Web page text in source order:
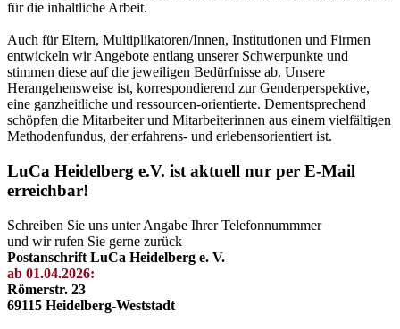
für die inhaltliche Arbeit.
Auch für Eltern, Multiplikatoren/Innen, Institutionen und Firmen
entwickeln wir Angebote entlang unserer Schwerpunkte und
stimmen diese auf die jeweiligen Bedürfnisse ab. Unsere
Herangehensweise ist, korrespondierend zur Genderperspektive,
eine ganzheitliche und ressourcen-orientierte. Dementsprechend
schöpfen die Mitarbeiter und Mitarbeiterinnen aus einem vielfältigen
Methodenfundus, der erfahrens- und erlebensorientiert ist.
LuCa Heidelberg e.V. ist aktuell nur per E-Mail
erreichbar!
Schreiben Sie uns unter Angabe Ihrer Telefonnummmer
und wir rufen Sie gerne zurück
Postanschrift LuCa Heidelberg e. V.
ab 01.04.2026:
Römerstr. 23
69115 Heidelberg-Weststadt